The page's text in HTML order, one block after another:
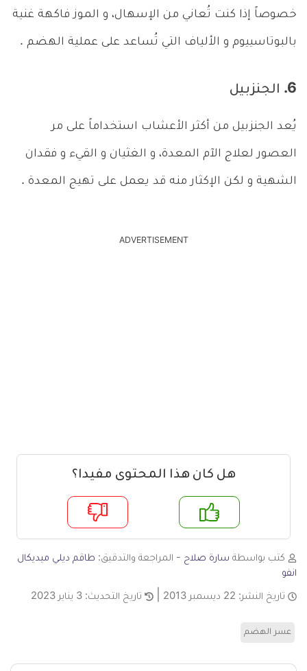
خصوصاً إذا كنت تُعاني من الإسهال، و الموز فاكهة غنية
بالبوتاسييوم و الألياف التي تُساعد على عملية الهضم .
6. الجنزبيل
يُعد الجنزبيل من أكثر الأعشاب استخداماً على مر
العصور لعلاج الآم المعدة، و الغثيان و القيء و فقدان
الشهية و لكن الإكثار منه قد يعمل على تهيج المعدة .
ADVERTISEMENT
هل كان هذا المحتوى مفيدا؟
لا
كتب بواسطة سارة صلاح - المراجعة والتدقيق: طاقم ديلي ميديكال
انفو
تاريخ النشر: 22 ديسمبر 2013 تاريخ التحديث: 3 يناير 2023
عسر الهضم